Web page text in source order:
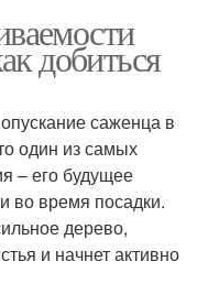
добиться
саженца в
один из самых
– его будущее
во время посадки.
дерево,
и начнет активно